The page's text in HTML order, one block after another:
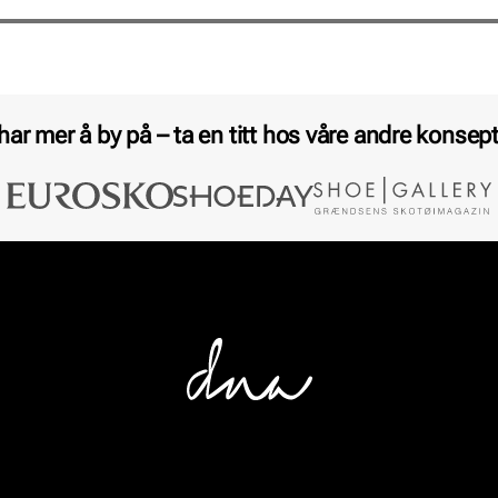
Pris
Pris
mer å by på – ta en titt hos våre andre